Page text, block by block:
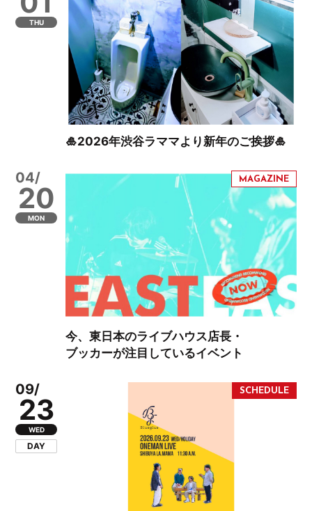
THU
🎍2026年渋谷ラママより新年のご挨拶🎍
04/
20
MON
今、東日本のライブハウス店長・
ブッカーが注目しているイベント
09/
23
WED
DAY